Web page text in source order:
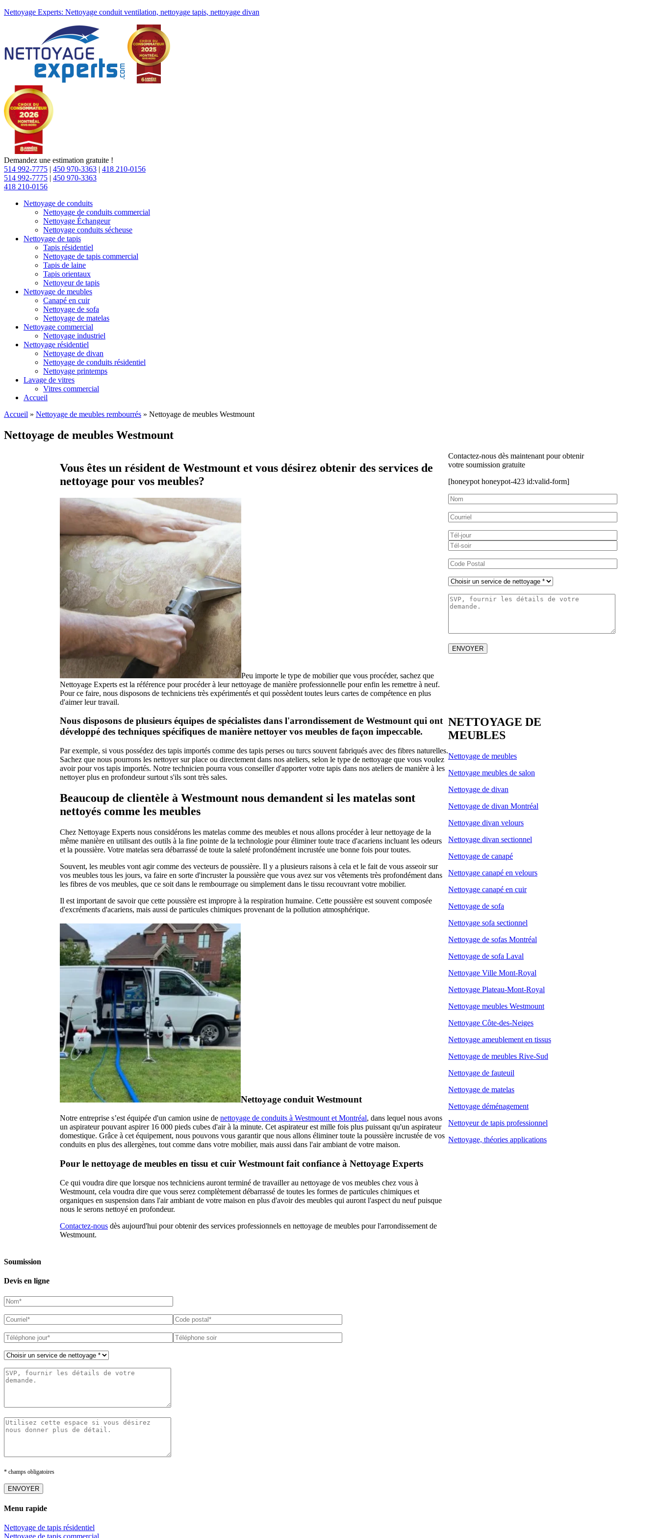
Nettoyage Experts: Nettoyage conduit ventilation, nettoyage tapis, nettoyage divan
Demandez une estimation gratuite !
514 992-7775 | 450 970-3363 | 418 210-0156
514 992-7775 | 450 970-3363
418 210-0156
Nettoyage de conduits
Nettoyage de conduits commercial
Nettoyage Échangeur
Nettoyage conduits sécheuse
Nettoyage de tapis
Tapis résidentiel
Nettoyage de tapis commercial
Tapis de laine
Tapis orientaux
Nettoyeur de tapis
Nettoyage de meubles
Canapé en cuir
Nettoyage de sofa
Nettoyage de matelas
Nettoyage commercial
Nettoyage industriel
Nettoyage résidentiel
Nettoyage de divan
Nettoyage de conduits résidentiel
Nettoyage printemps
Lavage de vitres
Vitres commercial
Accueil
Accueil » Nettoyage de meubles rembourrés » Nettoyage de meubles Westmount
Nettoyage de meubles Westmount
Vous êtes un résident de Westmount et vous désirez obtenir des services de
nettoyage pour vos meubles?
Peu importe le type de mobilier que vous procéder, sachez que
Nettoyage Experts est la référence pour procéder à leur nettoyage de manière professionnelle pour enfin les remettre à neuf.
Pour ce faire, nous disposons de techniciens très expérimentés et qui possèdent toutes leurs cartes de compétence en plus
d'aimer leur travail.
Nous disposons de plusieurs équipes de spécialistes dans l'arrondissement de Westmount qui ont
développé des techniques spécifiques de manière nettoyer vos meubles de façon impeccable.
Par exemple, si vous possédez des tapis importés comme des tapis perses ou turcs souvent fabriqués avec des fibres naturelles.
Sachez que nous pourrons les nettoyer sur place ou directement dans nos ateliers, selon le type de nettoyage que vous voulez
avoir pour vos tapis importés. Notre technicien pourra vous conseiller d'apporter votre tapis dans nos ateliers de manière à les
nettoyer plus en profondeur surtout s'ils sont très sales.
Beaucoup de clientèle à Westmount nous demandent si les matelas sont
nettoyés comme les meubles
Chez Nettoyage Experts nous considérons les matelas comme des meubles et nous allons procéder à leur nettoyage de la
même manière en utilisant des outils à la fine pointe de la technologie pour éliminer toute trace d'acariens incluant les odeurs
et la poussière. Votre matelas sera débarrassé de toute la saleté profondément incrustée une bonne fois pour toutes.
Souvent, les meubles vont agir comme des vecteurs de poussière. Il y a plusieurs raisons à cela et le fait de vous asseoir sur
vos meubles tous les jours, va faire en sorte d'incruster la poussière que vous avez sur vos vêtements très profondément dans
les fibres de vos meubles, que ce soit dans le rembourrage ou simplement dans le tissu recouvrant votre mobilier.
Il est important de savoir que cette poussière est impropre à la respiration humaine. Cette poussière est souvent composée
d'excréments d'acariens, mais aussi de particules chimiques provenant de la pollution atmosphérique.
Nettoyage conduit Westmount
Notre entreprise s’est équipée d'un camion usine de nettoyage de conduits à Westmount et Montréal, dans lequel nous avons
un aspirateur pouvant aspirer 16 000 pieds cubes d'air à la minute. Cet aspirateur est mille fois plus puissant qu'un aspirateur
domestique. Grâce à cet équipement, nous pouvons vous garantir que nous allons éliminer toute la poussière incrustée de vos
conduits en plus des allergènes, tout comme dans votre mobilier, mais aussi dans l'air ambiant de votre maison.
Pour le nettoyage de meubles en tissu et cuir Westmount fait confiance à Nettoyage Experts
Ce qui voudra dire que lorsque nos techniciens auront terminé de travailler au nettoyage de vos meubles chez vous à
Westmount, cela voudra dire que vous serez complètement débarrassé de toutes les formes de particules chimiques et
organiques en suspension dans l'air ambiant de votre maison en plus d'avoir des meubles qui auront l'aspect du neuf puisque
nous le serons nettoyé en profondeur.
Contactez-nous dès aujourd'hui pour obtenir des services professionnels en nettoyage de meubles pour l'arrondissement de
Westmount.
Contactez-nous dès maintenant pour obtenir
votre soumission gratuite
[honeypot honeypot-423 id:valid-form]
NETTOYAGE DE
MEUBLES
Nettoyage de meubles
Nettoyage meubles de salon
Nettoyage de divan
Nettoyage de divan Montréal
Nettoyage divan velours
Nettoyage divan sectionnel
Nettoyage de canapé
Nettoyage canapé en velours
Nettoyage canapé en cuir
Nettoyage de sofa
Nettoyage sofa sectionnel
Nettoyage de sofas Montréal
Nettoyage de sofa Laval
Nettoyage Ville Mont-Royal
Nettoyage Plateau-Mont-Royal
Nettoyage meubles Westmount
Nettoyage Côte-des-Neiges
Nettoyage ameublement en tissus
Nettoyage de meubles Rive-Sud
Nettoyage de fauteuil
Nettoyage de matelas
Nettoyage déménagement
Nettoyeur de tapis professionnel
Nettoyage, théories applications
Soumission
Devis en ligne
* champs obligatoires
Menu rapide
Nettoyage de tapis résidentiel
Nettoyage de tapis commercial